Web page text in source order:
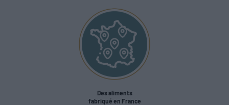
Des aliments
fabriqué en France